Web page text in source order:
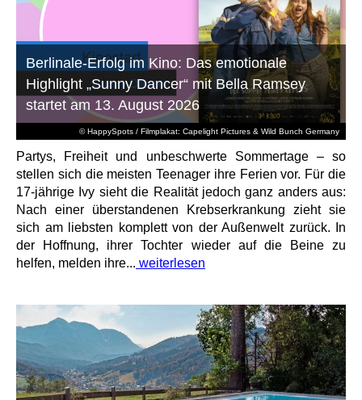
© HappySpots / Filmplakat: Capelight Pictures & Wild Bunch Germany
Berlinale-Erfolg im Kino: Das emotionale
Highlight „Sunny Dancer“ mit Bella Ramsey
startet am 13. August 2026
Partys, Freiheit und unbeschwerte Sommertage – so
stellen sich die meisten Teenager ihre Ferien vor. Für die
17-jährige Ivy sieht die Realität jedoch ganz anders aus:
Nach einer überstandenen Krebserkrankung zieht sie
sich am liebsten komplett von der Außenwelt zurück. In
der Hoffnung, ihrer Tochter wieder auf die Beine zu
helfen, melden ihre... weiterlesen